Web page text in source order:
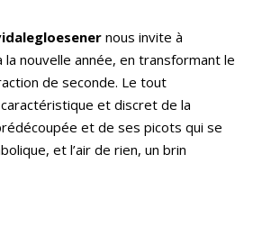
nous invite à
nouvelle année, en transformant le
de seconde. Le tout
et discret de la
et de ses picots qui se
et l’air de rien, un brin